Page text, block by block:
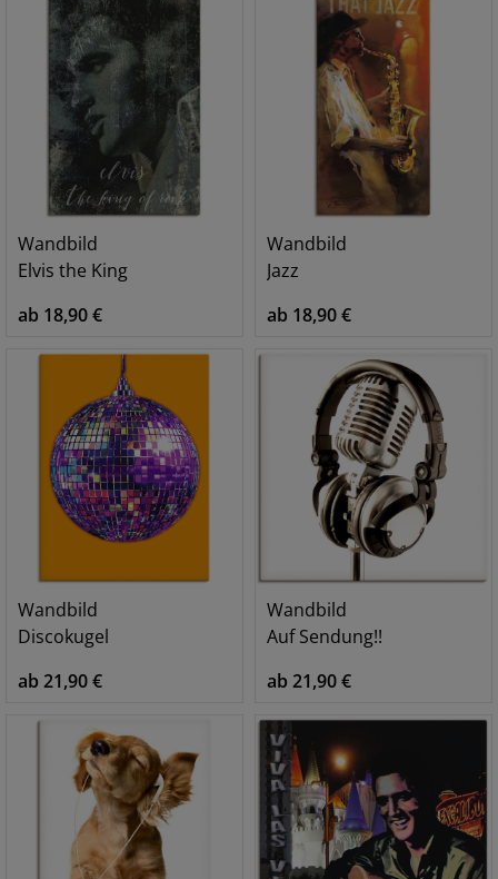
Wandbild
Elvis the King
ab 18,90 €
Wandbild
Jazz
ab 18,90 €
Wandbild
Discokugel
ab 21,90 €
Wandbild
Auf Sendung!!
ab 21,90 €